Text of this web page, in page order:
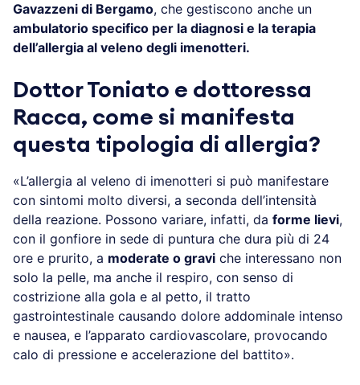
Gavazzeni di Bergamo, che gestiscono anche un
ambulatorio specifico per la diagnosi e la terapia
dell’allergia al veleno degli imenotteri.
Dottor Toniato e dottoressa
Racca, come si manifesta
questa tipologia di allergia?
«L’allergia al veleno di imenotteri si può manifestare
con sintomi molto diversi, a seconda dell’intensità
della reazione. Possono variare, infatti, da forme lievi,
con il gonfiore in sede di puntura che dura più di 24
ore e prurito, a moderate o gravi che interessano non
solo la pelle, ma anche il respiro, con senso di
costrizione alla gola e al petto, il tratto
gastrointestinale causando dolore addominale intenso
e nausea, e l’apparato cardiovascolare, provocando
calo di pressione e accelerazione del battito».